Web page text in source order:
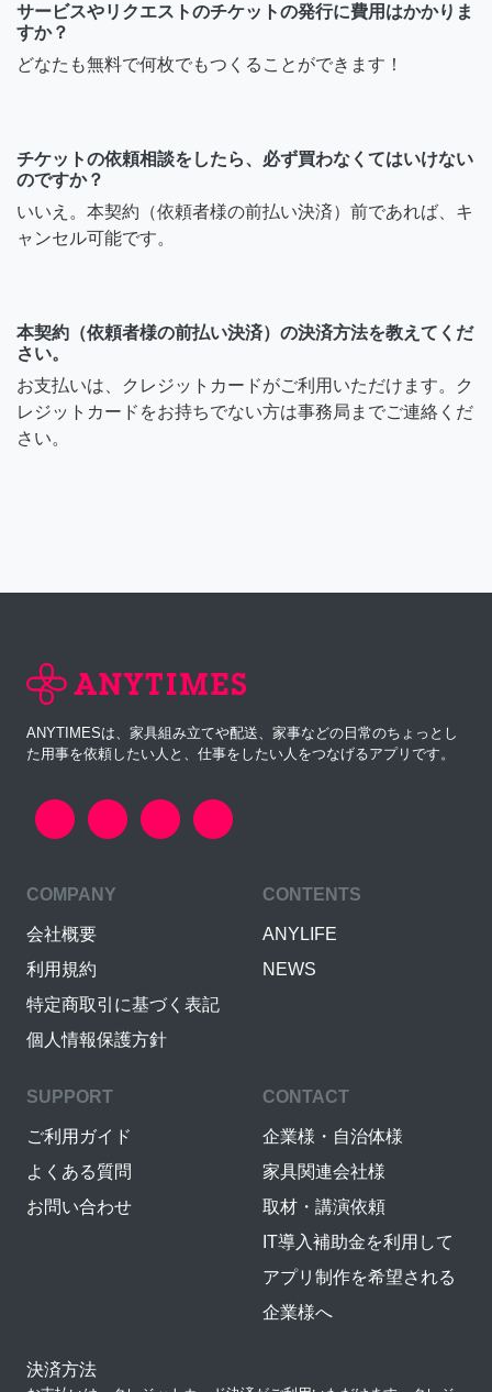
サービスやリクエストのチケットの発行に費用はかかりま
すか？
どなたも無料で何枚でもつくることができます！
チケットの依頼相談をしたら、必ず買わなくてはいけない
のですか？
いいえ。本契約（依頼者様の前払い決済）前であれば、キ
ャンセル可能です。
本契約（依頼者様の前払い決済）の決済方法を教えてくだ
さい。
お支払いは、クレジットカードがご利用いただけます。ク
レジットカードをお持ちでない方は事務局までご連絡くだ
さい。
ANYTIMESは、家具組み立てや配送、家事などの日常のちょっとし
た用事を依頼したい人と、仕事をしたい人をつなげるアプリです。
COMPANY
会社概要
利用規約
特定商取引に基づく表記
個人情報保護方針
CONTENTS
ANYLIFE
NEWS
SUPPORT
ご利用ガイド
よくある質問
お問い合わせ
CONTACT
企業様・自治体様
家具関連会社様
取材・講演依頼
IT導入補助金を利用して
アプリ制作を希望される
企業様へ
決済方法